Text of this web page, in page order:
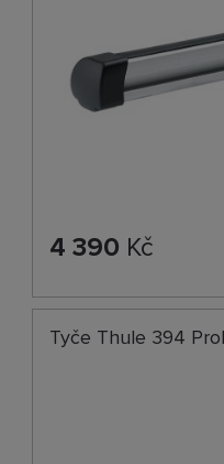
4 390 Kč
Tyče Thule 394